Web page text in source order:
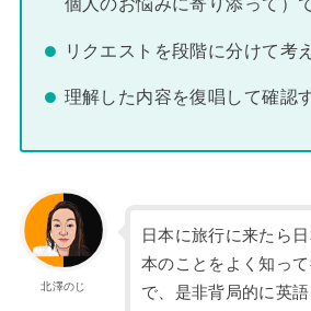
リクエストを段階に分けて考
理解した内容を復唱して確認
北澤のじ
日本に旅行に来たら
本のことをよく知っ
で、是非背局的に英